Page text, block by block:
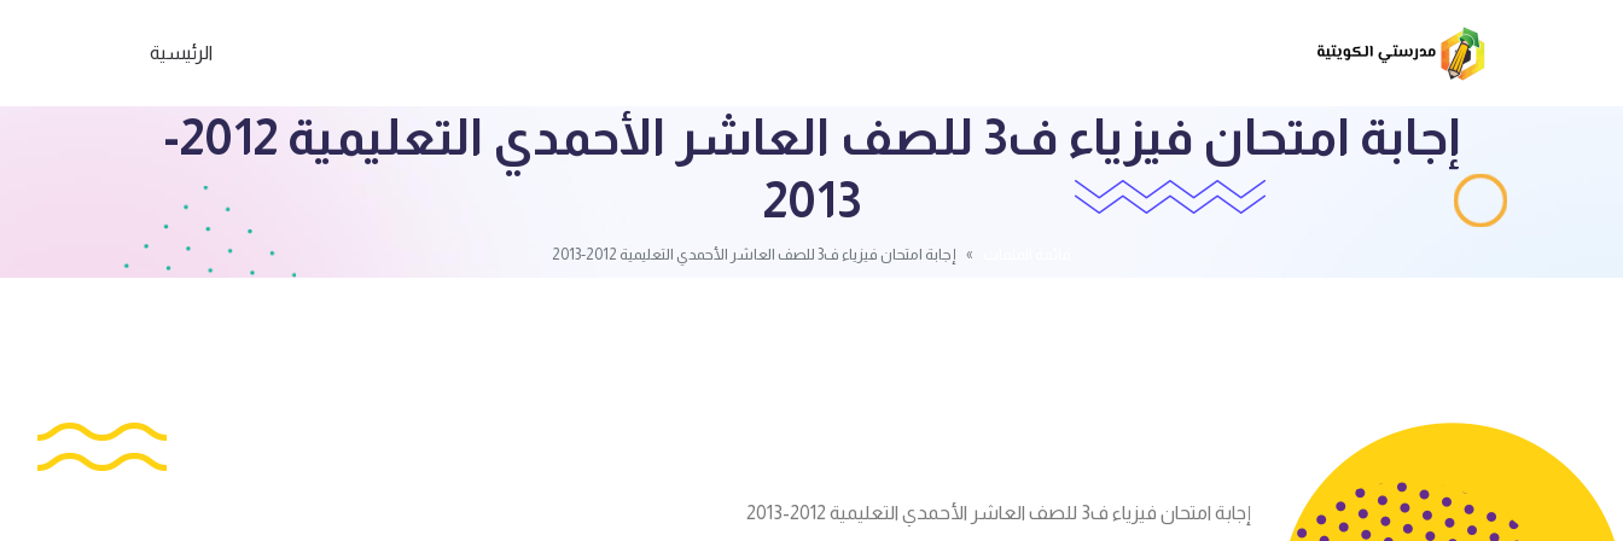
الرئيسية
إجابة امتحان فيزياء ف3 للصف العاشر الأحمدي التعليمية 2012-
2013
إجابة امتحان فيزياء ف3 للصف العاشر الأحمدي التعليمية 2012-2013
إجابة امتحان فيزياء ف3 للصف العاشر الأحمدي التعليمية 2012-2013